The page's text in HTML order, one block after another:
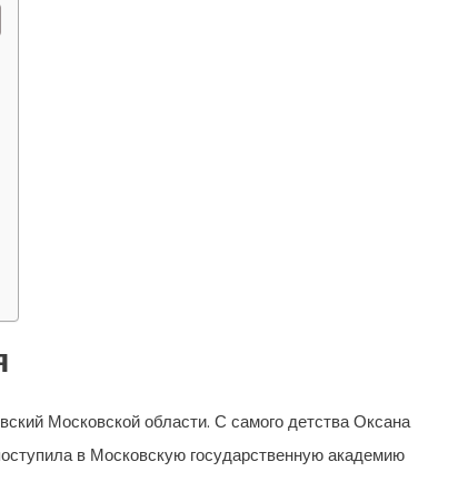
Московской области. С самого детства Оксана
в Московскую государственную академию